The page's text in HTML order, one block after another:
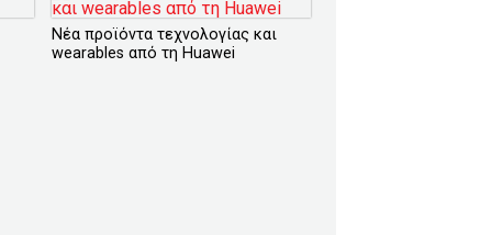
Nέα προϊόντα τεχνολογίας και
wearables από τη Huawei